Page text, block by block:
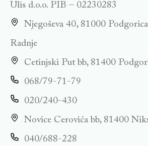
Ulis d.o.o. PIB – 02230283
Njegoševa 40, 81000 Podgorica
Radnje
Cetinjski Put bb, 81400
068/79-71-79
020/240-430
Novice Cerovića bb, 81400
040/688-228